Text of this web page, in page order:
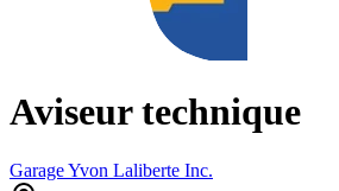
Aviseur technique
Garage Yvon Laliberte Inc.